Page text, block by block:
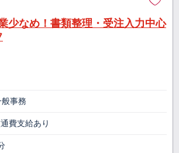
少なめ！書類整理・受注入力中心
事務
費支給あり